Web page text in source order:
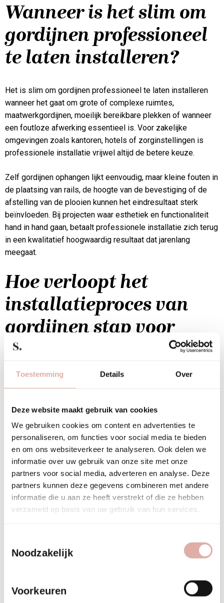
Toestemming Details Over
Deze website maakt gebruik van cookies
We gebruiken cookies om content en advertenties te
personaliseren, om functies voor social media te bieden
en om ons websiteverkeer te analyseren. Ook delen we
informatie over uw gebruik van onze site met onze
partners voor social media, adverteren en analyse. Deze
partners kunnen deze gegevens combineren met andere
informatie die u aan ze heeft verstrekt of die ze hebben
verzameld op basis van uw gebruik van hun services.
Noodzakelijk
Voorkeuren
Wanneer is het slim om
gordijnen professioneel
te laten installeren?
Het is slim om gordijnen professioneel te laten installeren
wanneer het gaat om grote of complexe ruimtes,
maatwerkgordijnen, moeilijk bereikbare plekken of wanneer
een foutloze afwerking essentieel is. Voor zakelijke
omgevingen zoals kantoren, hotels of zorginstellingen is
professionele installatie vrijwel altijd de betere keuze.
Zelf gordijnen ophangen lijkt eenvoudig, maar kleine fouten in
de plaatsing van rails, de hoogte van de bevestiging of de
afstelling van de plooien kunnen het eindresultaat sterk
beïnvloeden. Bij projecten waar esthetiek en functionaliteit
hand in hand gaan, betaalt professionele installatie zich terug
in een kwalitatief hoogwaardig resultaat dat jarenlang
meegaat.
Hoe verloopt het
installatieproces van
gordijnen stap voor
stap?
produceren of leveren, en ten slotte monteren en afwerken.
eindresultaat.
Inmeten en opnemen:
Een vakman meet de ramen en de
ruimte nauwkeurig op en inventariseert de specifieke
wensen en eisen.
Advies en materiaalkeuze:Op basis van de opname
volgt een adviesgesprek over stofkeuze, railsystemen en
Confectiestukken worden besteld en eventueel
De rails en bevestigingen
worden aangebracht, waarna de gordijnen worden